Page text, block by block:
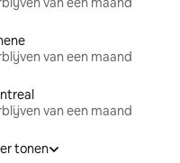
van een maand
van een maand
tonen